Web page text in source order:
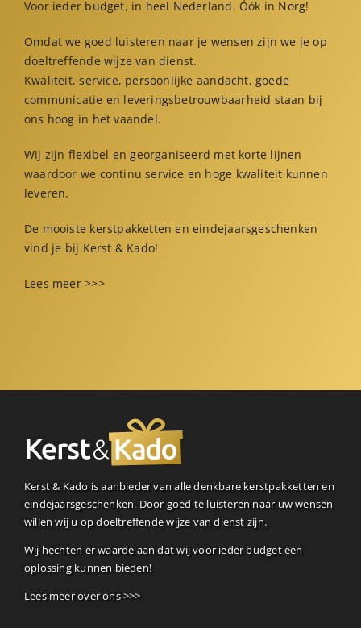
Voor ieder budget, in heel Nederland. Óók in Norg!
Omdat we goed luisteren naar je wensen zijn we je op
doeltreffende wijze van dienst.
Kwaliteit, service, persoonlijke aandacht, goede
communicatie en leveringsbetrouwbaarheid staan bij
ons hoog in het vaandel.
Wij zijn flexibel en georganiseerd met korte lijnen
waardoor we continu service en hoge kwaliteit kunnen
leveren.
De mooiste kerstpakketten en eindejaarsgeschenken
vind je bij Kerst & Kado!
Lees meer >>>
Kerst & Kado is aanbieder van alle denkbare kerstpakketten en
eindejaarsgeschenken. Door goed te luisteren naar uw wensen
willen wij u op doeltreffende wijze van dienst zijn.
Wij hechten er waarde aan dat wij voor ieder budget een
oplossing kunnen bieden!
Lees meer over ons >>>